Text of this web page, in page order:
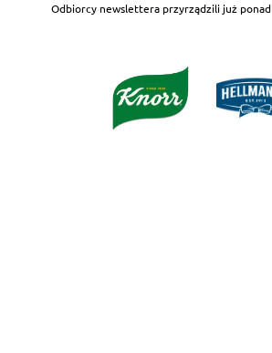
Odbiorcy newslettera przyrządzili już ponad